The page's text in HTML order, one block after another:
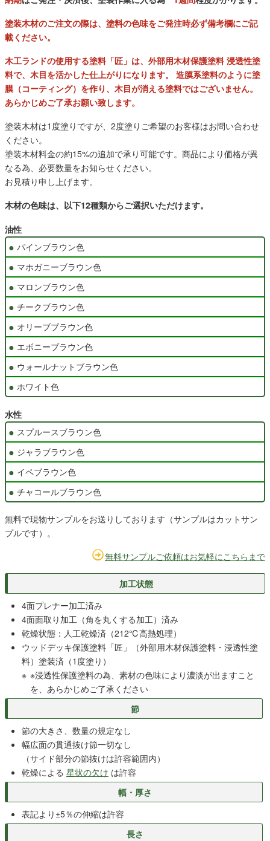
塗装木材のご注文の際は、塗料の色味をご発注時必ず備考欄にご記
載ください。
木工ランドの使用する塗料「匠」は、外部用木材保護塗料 浸透性塗
料で、木目を活かした仕上がりになります。 造膜系塗料のように塗
膜（コーティング）を作り、木目が消える塗料ではございません。
あらかじめご了承お願い致します。
塗装木材は1度塗りですが、2度塗りご希望のお客様はお問い合わせ
ください。
塗装木材料金の約15%の追加で承り可能です。商品により価格が異
なる為、必要数量をお知らせください。
お見積り申し上げます。
木材の色味は、以下12種類からご選択いただけます。
油性
パインブラウン色
マホガニーブラウン色
マロンブラウン色
チークブラウン色
オリーブブラウン色
エボニーブラウン色
ウォールナットブラウン色
ホワイト色
水性
スプルースブラウン色
ジャラブラウン色
イペブラウン色
チャコールブラウン色
無料で現物サンプルをお送りしております（サンプルはカットサン
プルです）。
無料サンプルご依頼はお気軽にこちらまで
加工状態
4面プレナー加工済み
4面面取り加工（角を丸くする加工）済み
乾燥状態：人工乾燥済（212℃高熱処理）
ウッドデッキ保護塗料「匠」（外部用木材保護塗料・浸透性塗
料）塗装済（1度塗り）
※浸透性保護塗料の為、素材の色味により濃淡が出ますこと
を、あらかじめご了承ください
節
節の大きさ、数量の規定なし
幅広面の貫通抜け節一切なし
（サイド部分の節抜けは許容範囲内）
乾燥による 星状の欠け は許容
幅・厚さ
表記より±5％の伸縮は許容
長さ